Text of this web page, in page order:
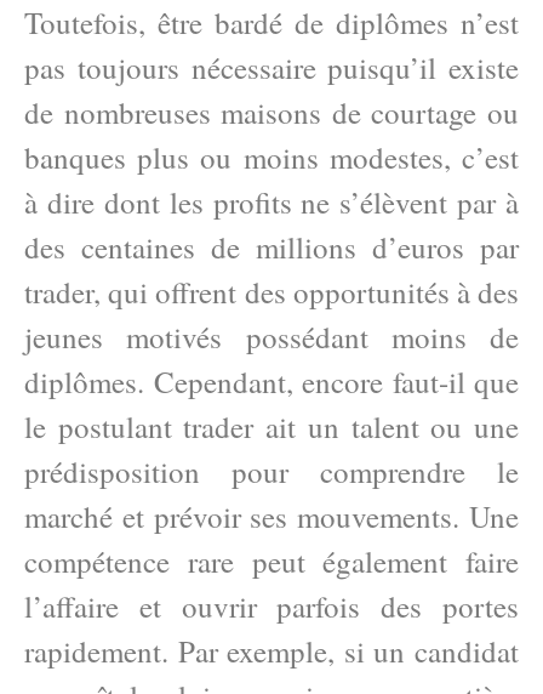
Toutefois, être bardé de diplômes n’est
pas toujours nécessaire puisqu’il existe
de nombreuses maisons de courtage ou
banques plus ou moins modestes, c’est
à dire dont les profits ne s’élèvent par à
des centaines de millions d’euros par
trader, qui offrent des opportunités à des
jeunes motivés possédant moins de
diplômes. Cependant, encore faut-il que
le postulant trader ait un talent ou une
prédisposition pour comprendre le
marché et prévoir ses mouvements. Une
compétence rare peut également faire
l’affaire et ouvrir parfois des portes
rapidement. Par exemple, si un candidat